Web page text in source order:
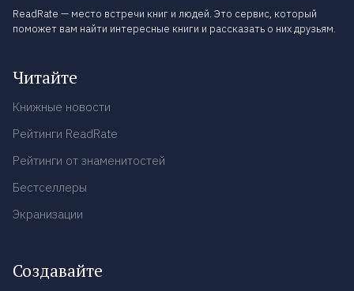
ReadRate — место встречи книг и людей. Это сервис, который
поможет вам найти интересные книги и рассказать о них друзьям.
Читайте
Книжные новости
Рейтинги ReadRate
Рейтинги от знаменитостей
Бестселлеры
Экранизации
Создавайте